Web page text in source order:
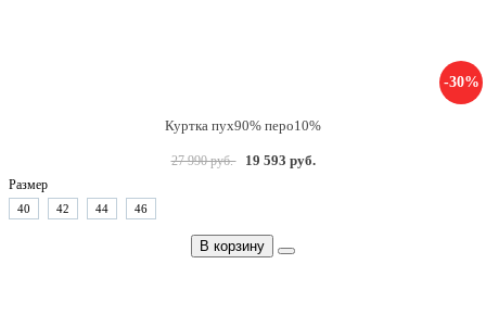
-30%
Куртка пух90% перо10%
27 990 руб. 19 593 руб.
Размер
40 42 44 46
В корзину